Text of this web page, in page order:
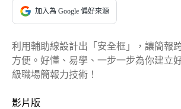
加入為 Google 偏好來源
利用輔助線設計出「安全框」，讓簡報
方便。好懂、易學、一步一步為你建立
級職場簡報力技術！
影片版